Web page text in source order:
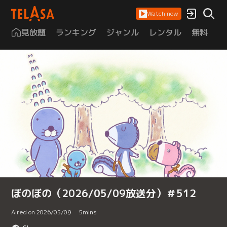
Watch now
見放題 ランキング ジャンル レンタル 無料
ぼのぼの（2026/05/09放送分）＃512
Aired on 2026/05/09 5mins